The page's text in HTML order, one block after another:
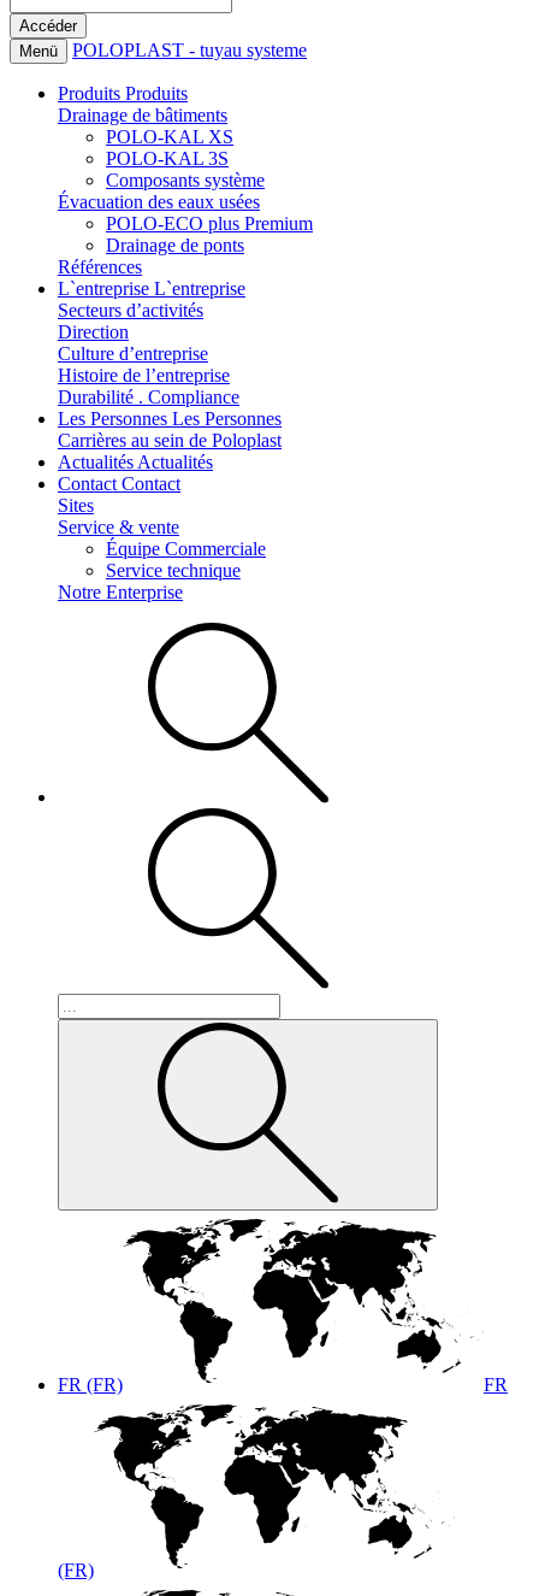
Menü POLOPLAST - tuyau systeme
Produits Produits
Drainage de bâtiments
POLO-KAL XS
POLO-KAL 3S
Composants système
Évacuation des eaux usées
POLO-ECO plus Premium
Drainage de ponts
Références
L`entreprise L`entreprise
Secteurs d’activités
Direction
Culture d’entreprise
Histoire de l’entreprise
Durabilité . Compliance
Les Personnes Les Personnes
Carrières au sein de Poloplast
Actualités Actualités
Contact Contact
Sites
Service & vente
Équipe Commerciale
Service technique
Notre Enterprise
FR (FR) FR
(FR)